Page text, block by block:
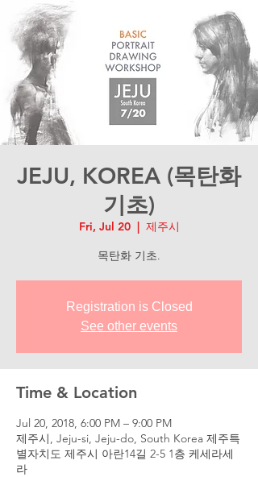
JEJU, KOREA (목탄화
기초)
Fri, Jul 20
  |
제주시
목탄화 기초.
Registration is Closed
See other events
Time & Location
Jul 20, 2018, 6:00 PM – 9:00 PM
제주시, Jeju-si, Jeju-do, South Korea 제주특
별자치도 제주시 아란14길 2-5 1층 케세라세
라